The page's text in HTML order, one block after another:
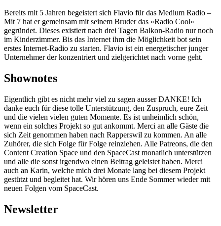
Bereits mit 5 Jahren begeistert sich Flavio für das Medium Radio –
Mit 7 hat er gemeinsam mit seinem Bruder das «Radio Cool»
gegründet. Dieses existiert nach drei Tagen Balkon-Radio nur noch
im Kinderzimmer. Bis das Internet ihm die Möglichkeit bot sein
erstes Internet-Radio zu starten. Flavio ist ein energetischer junger
Unternehmer der konzentriert und zielgerichtet nach vorne geht.
Shownotes
Eigentlich gibt es nicht mehr viel zu sagen ausser DANKE! Ich
danke euch für diese tolle Unterstützung, den Zuspruch, eure Zeit
und die vielen vielen guten Momente. Es ist unheimlich schön,
wenn ein solches Projekt so gut ankommt. Merci an alle Gäste die
sich Zeit genommen haben nach Rapperswil zu kommen. An alle
Zuhörer, die sich Folge für Folge reinziehen. Alle Patreons, die den
Content Creation Space und den SpaceCast monatlich unterstützen
und alle die sonst irgendwo einen Beitrag geleistet haben. Merci
auch an Karin, welche mich drei Monate lang bei diesem Projekt
gestützt und begleitet hat. Wir hören uns Ende Sommer wieder mit
neuen Folgen vom SpaceCast.
Newsletter